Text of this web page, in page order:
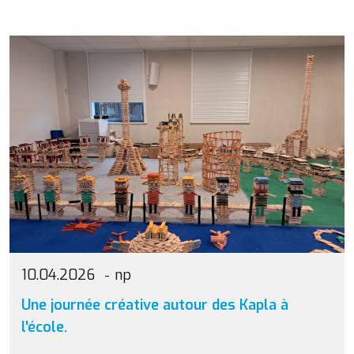
10.04.2026
np
Une journée créative autour des Kapla à
l'école.